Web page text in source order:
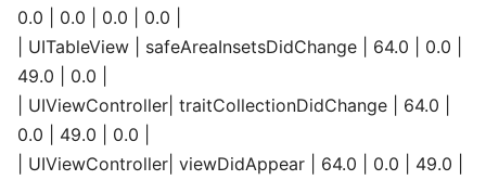
0.0 | 0.0 | 0.0 | 0.0 |
| UITableView | safeAreaInsetsDidChange | 64.0 | 0.0 |
49.0 | 0.0 |
| UIViewController| traitCollectionDidChange | 64.0 |
0.0 | 49.0 | 0.0 |
| UIViewController| viewDidAppear | 64.0 | 0.0 | 49.0 |